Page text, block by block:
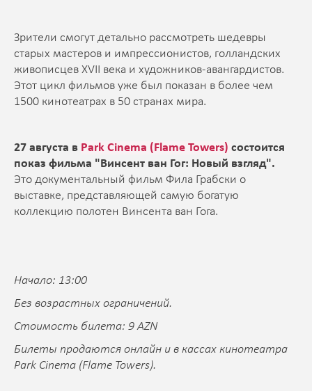
Зрители смогут детально рассмотреть шедевры
старых мастеров и импрессионистов, голландских
живописцев XVII века и художников-авангардистов.
Этот цикл фильмов уже был показан в более чем
1500 кинотеатрах в 50 странах мира.
27 августа в Park Cinema (Flame Towers) состоится
показ фильма "Винсент ван Гог: Новый взгляд".
Это документальный фильм Фила Грабски о
выставке, представляющей самую богатую
коллекцию полотен Винсента ван Гога.
Начало: 13:00
Без возрастных ограничений.
Стоимость билета: 9 AZN
Билеты продаются онлайн и в кассах кинотеатра
Park Cinema (Flame Towers).